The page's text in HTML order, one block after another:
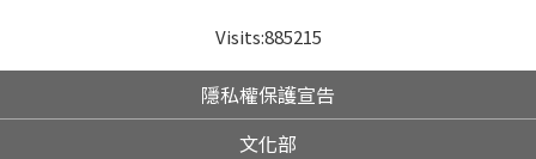
Visits:885215
隱私權保護宣告
文化部